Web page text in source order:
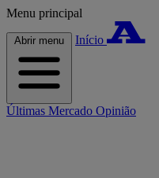
Menu principal
Abrir menu Início
Últimas Mercado Opinião